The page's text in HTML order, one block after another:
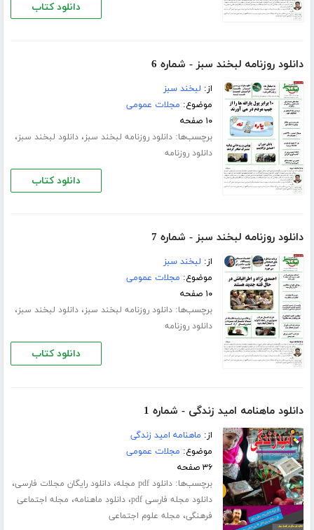
دانلود کتاب
دانلود روزنامه لبخند سبز - شماره 6
از: لبخند سبز
موضوع: مجلات عمومی
۱۰ صفحه
برچسب‌ها:دانلود روزنامه لبخند سبز،دانلود لبخند سبز،
دانلود روزنامه
دانلود کتاب
دانلود روزنامه لبخند سبز - شماره 7
از: لبخند سبز
موضوع: مجلات عمومی
۱۰ صفحه
برچسب‌ها:دانلود روزنامه لبخند سبز،دانلود لبخند سبز،
دانلود روزنامه
دانلود کتاب
دانلود ماهنامه امید زندگی - شماره 1
از: ماهنامه امید زندگی
موضوع: مجلات عمومی
۳۶ صفحه
برچسب‌ها:دانلود pdf مجله ،دانلود رایگان مجلات فارسی،
دانلود مجله فارسی pdf ،دانلود ماهنامه، مجله اجتماعی
فرهنگی، مجله علوم اجتماعی